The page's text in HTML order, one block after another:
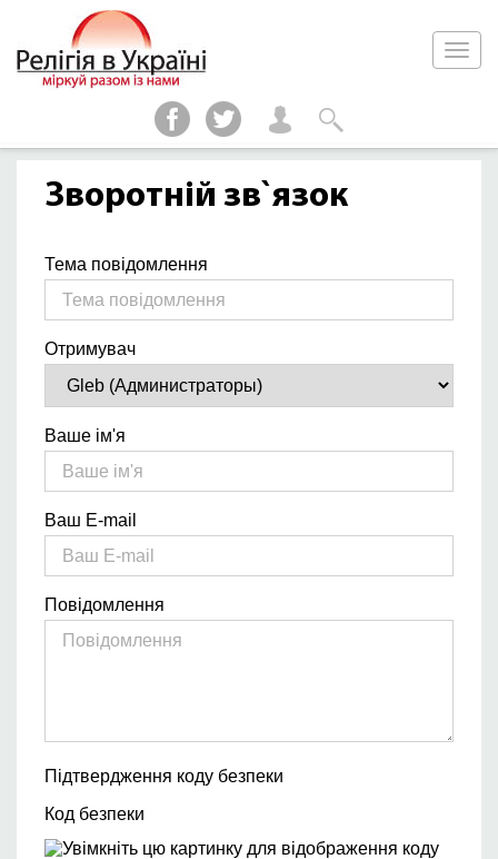
Зворотній зв`язок
Тема повідомлення
Отримувач
Ваше ім'я
Ваш E-mail
Повідомлення
Підтвердження коду безпеки
Код безпеки